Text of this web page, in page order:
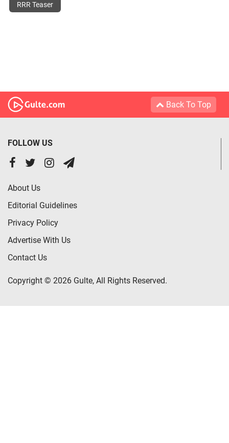
RRR Teaser
Back To Top
FOLLOW US
About Us
Editorial Guidelines
Privacy Policy
Advertise With Us
Contact Us
Copyright © 2026 Gulte, All Rights Reserved.